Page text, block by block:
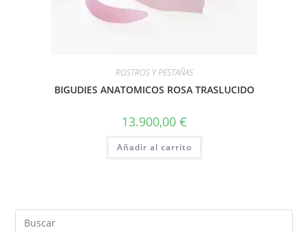
ROSTROS Y PESTAÑAS
BIGUDIES ANATOMICOS ROSA TRASLUCIDO
13.900,00 €
Añadir al carrito